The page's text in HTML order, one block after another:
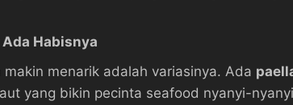
Habisnya
menarik adalah variasinya. Ada
yang bikin pecinta seafood nyanyi-